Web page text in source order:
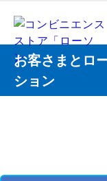
お客さまとロ
ション